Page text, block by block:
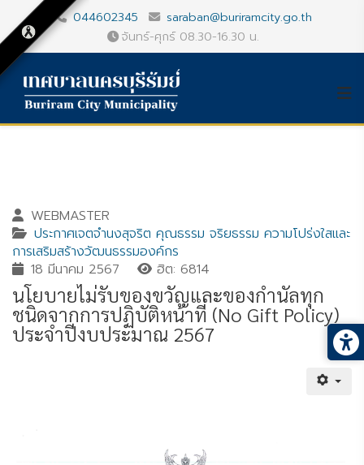
044602345
saraban@buriramcity.go.th
จันทร์-ศุกร์ 08.30-16.30 น.
WEBMASTER
ประกาศเจตจำนงสุจริต คุณธรรม จริยธรรม ความโปร่งใสและ
การเสริมสร้างวัฒนธรรมองค์กร
18 มีนาคม 2567
ฮิต: 6814
นโยบายไม่รับของขวัญและของกำนัลทุก
ชนิดจากการปฏิบัติหน้าที่ (No Gift Policy)
ประจำปีงบประมาณ 2567